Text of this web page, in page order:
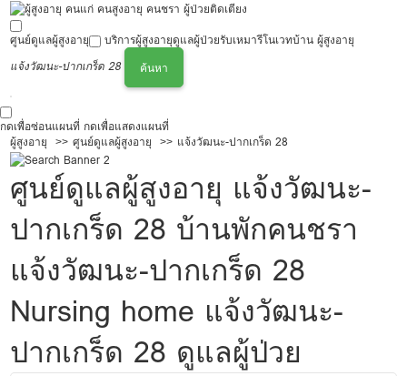
ศูนย์ดูแลผู้สูงอายุ บริการผู้สูงอายุดูแลผู้ป่วยรับเหมารีโนเวทบ้าน ผู้สูงอายุ
แจ้งวัฒนะ-ปากเกร็ด 28
ค้นหา
กดเพื่อซ่อนแผนที่ กดเพื่อแสดงแผนที่
ผู้สูงอายุ
ศูนย์ดูแลผู้สูงอายุ แจ้งวัฒนะ-ปากเกร็ด 28
ศูนย์ดูแลผู้สูงอายุ แจ้งวัฒนะ-
ปากเกร็ด 28 บ้านพักคนชรา
แจ้งวัฒนะ-ปากเกร็ด 28
Nursing home แจ้งวัฒนะ-
ปากเกร็ด 28 ดูแลผู้ป่วย